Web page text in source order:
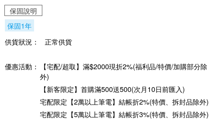
保固說明
保固1年
供貨狀況：
正常供貨
優惠活動：
【宅配/超取】滿$2000現折2%(福利品/特價/加購部分除
外)
【新客限定】首購滿500送500(次月10日前匯入)
宅配限定【2萬以上筆電】結帳折2%(特價、拆封品除外)
宅配限定【5萬以上筆電】結帳折3%(特價、拆封品除外)